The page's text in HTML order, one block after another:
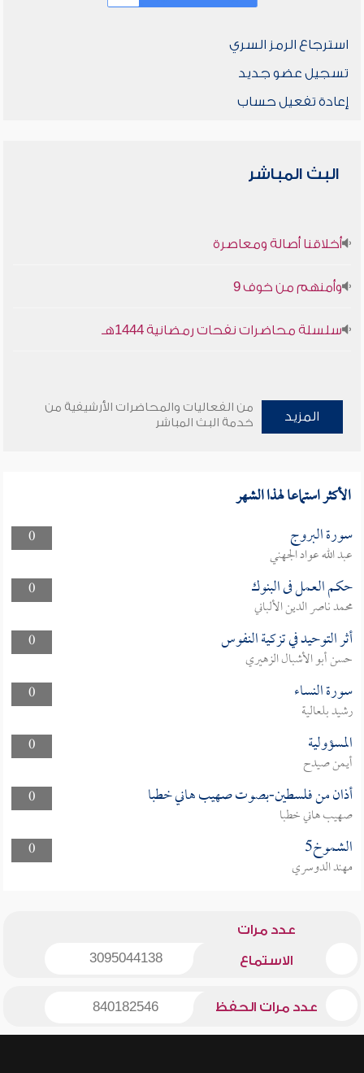
استرجاع الرمز السري
تسجيل عضو جديد
إعادة تفعيل حساب
البث المباشر
أخلاقنا أصالة ومعاصرة
وأمنهم من خوف 9
سلسلة محاضرات نفحات رمضانية 1444هـ
المزيد
من الفعاليات والمحاضرات الأرشيفية من
خدمة البث المباشر
الأكثر استماعا لهذا الشهر
0 سورة البروج
عبد الله عواد الجهني
0
حكم العمل فى البنوك
محمد ناصر الدين الألباني
0
أثر التوحيد في تزكية النفوس
حسن أبو الأشبال الزهيري
0
سورة النساء
رشيد بلعالية
0
المسؤولية
أيمن صيدح
0
أذان من فلسطين-بصوت صهيب هاني خطبا
صهيب هاني خطبا
0
الشموخ5
مهند الدوسري
عدد مرات
الاستماع 3095044138
عدد مرات الحفظ 840182546